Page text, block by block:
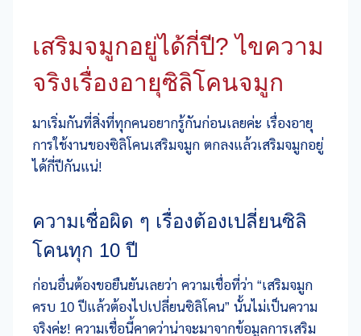
เสริมจมูกอยู่ได้กี่ปี? ไขความ
จริงเรื่องอายุซิลิโคนจมูก
มาเริ่มกันที่สิ่งที่ทุกคนอยากรู้กันก่อนเลยค่ะ เรื่องอายุ
การใช้งานของซิลิโคนเสริมจมูก ตกลงแล้วเสริมจมูกอยู่
ได้กี่ปีกันแน่!
ความเชื่อผิด ๆ เรื่องต้องเปลี่ยนซิลิ
โคนทุก 10 ปี
ก่อนอื่นต้องขอยืนยันเลยว่า ความเชื่อที่ว่า “เสริมจมูก
ครบ 10 ปีแล้วต้องไปเปลี่ยนซิลิโคน” นั้นไม่เป็นความ
จริงค่ะ! ความเชื่อนี้คาดว่าน่าจะมาจากข้อมูลการเสริม